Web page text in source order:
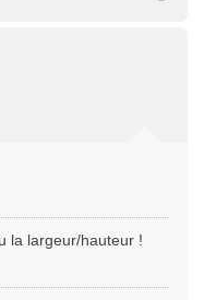
la largeur/hauteur !